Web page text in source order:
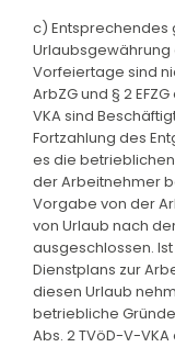
c) Entsprechendes
Urlaubsgewährung
Vorfeiertage sind
ArbZG und § 2
VKA sind
Fortzahlung des
es die
der Arbeitnehmer
Vorgabe von der
von Urlaub nach
ausgeschlossen.
Dienstplans zur
diesen Urlaub
betriebliche Gründe
Abs. 2 TVöD-V-